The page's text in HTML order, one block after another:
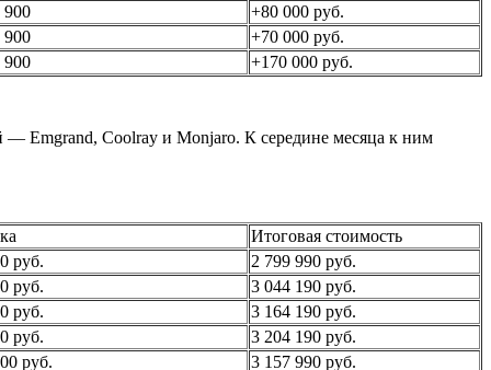
900
+80 000 руб.
900
+70 000 руб.
900
+170 000 руб.
— Emgrand, Coolray и Monjaro. К середине месяца к ним
Итоговая стоимость
руб.
2 799 990 руб.
руб.
3 044 190 руб.
руб.
3 164 190 руб.
руб.
3 204 190 руб.
руб.
3 157 990 руб.